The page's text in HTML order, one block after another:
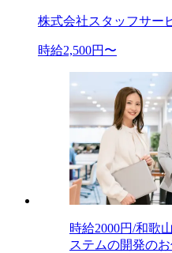
株式会社スタッフサー
時給2,500円〜
時給2000円/和歌
ステムの開発の